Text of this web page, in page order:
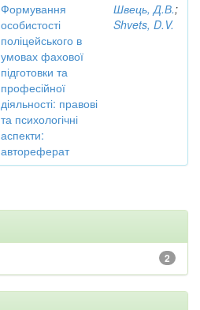
Формування
особистості
поліцейського в
умовах фахової
підготовки та
професійної
діяльності: правові
та психологічні
аспекти:
автореферат
Швець, Д.В.;
Shvets, D.V.
2